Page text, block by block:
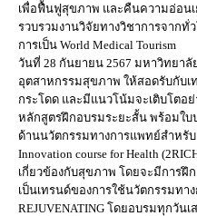
เพื่อฟื้นฟูสุขภาพ และคืนความอ่อนเ
รวบรวมงานวิจัยทางวิชาการจากทั่
การเป็น World Medical Tourism
วันที่ 28 กันยายน 2567 มหาวิทยาลั
อุตสาหกรรมสุขภาพ ให้สอดรับกับเ
กระโดด และมีแนวโน้มจะเติบโตอย่
หลักสูตรฝึกอบรมระยะสั้น พร้อมใบ
ด้านนวัตกรรมทางการแพทย์สำหรับ
Innovation course for Health
เกี่ยวข้องกับสุขภาพ โดยจะมีการฝึ
เป็นเทรนด์ของการใช้นวัตกรรมทา
REJUVENATING โดยอบรมทุกวัน